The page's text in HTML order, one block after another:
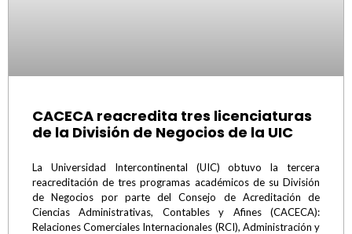
CACECA reacredita tres licenciaturas
de la División de Negocios de la UIC
La Universidad Intercontinental (UIC) obtuvo la tercera
reacreditación de tres programas académicos de su División
de Negocios por parte del Consejo de Acreditación de
Ciencias Administrativas, Contables y Afines (CACECA):
Relaciones Comerciales Internacionales (RCI), Administración y